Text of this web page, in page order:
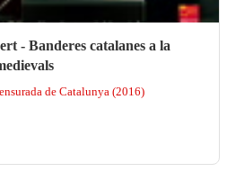
- Banderes catalanes a la
de Catalunya (2016)